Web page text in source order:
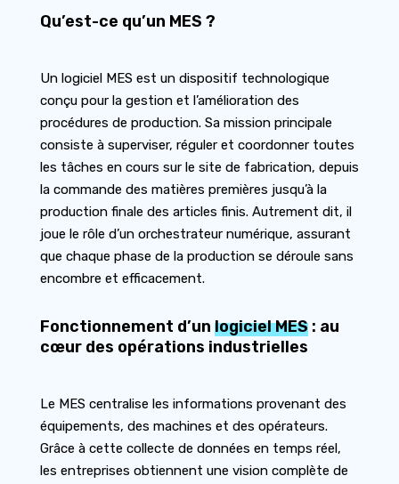
Qu’est-ce qu’un MES ?
Un logiciel MES est un dispositif technologique
conçu pour la gestion et l’amélioration des
procédures de production. Sa mission principale
consiste à superviser, réguler et coordonner toutes
les tâches en cours sur le site de fabrication, depuis
la commande des matières premières jusqu’à la
production finale des articles finis. Autrement dit, il
joue le rôle d’un orchestrateur numérique, assurant
que chaque phase de la production se déroule sans
encombre et efficacement.
Fonctionnement d’un logiciel MES: au
cœur des opérations industrielles
Le MES centralise les informations provenant des
équipements, des machines et des opérateurs.
Grâce à cette collecte de données en temps réel,
les entreprises obtiennent une vision complète de